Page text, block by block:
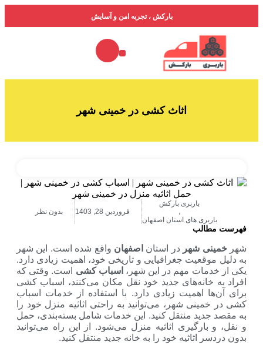
بارکش ، تجربه امن و آسایش
اثاث کشی در خمینی شهر
های استان اصفهان
فروردین 28, 1403 بدون نظر
شهردر استان اصفهانواقع شده است. این شهر
جغرافیایی و تاریخی خود، اهمیت زیادی دارد.
مهم در این شهر،اسباب کشیاست. وقتی که
جدید خود نقل مکان می‌کنند، اسباب کشی
زیادی دارد. با استفاده از خدمات اسباب
شهر، می‌توانید به راحتی اثاثیه منزل خود را
منتقل کنید. این خدمات شامل بسته‌بندی، حمل
اثاثیه منزل می‌شود. از این راه می‌توانید
خود را به خانه جدید منتقل کنید.